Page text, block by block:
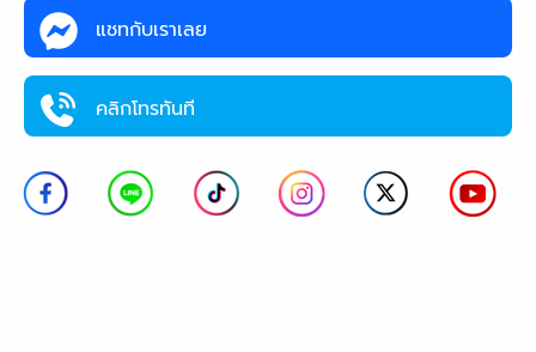
แชทกับเราเลย
คลิกโทรทันที